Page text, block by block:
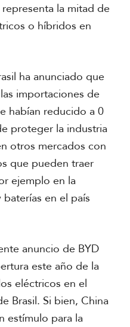
la mitad de
o híbridos en
ha anunciado que
importaciones de
habían reducido a 0
proteger la industria
otros mercados con
que pueden traer
ejemplo en la
en el país
anuncio de BYD
este año de la
eléctricos en el
Brasil. Si bien, China
estímulo para la